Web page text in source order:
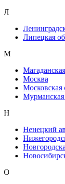
Л
Липецкая
М
Москва
Московская
Мурманская
Н
Ненецкий
О